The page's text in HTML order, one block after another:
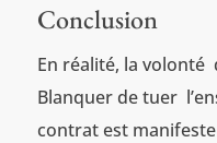
Conclusion
En réalité, la volonté
Blanquer de tuer
contrat est